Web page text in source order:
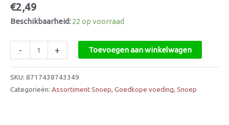
€2,49
Beschikbaarheid: 22 op voorraad
- + Toevoegen aan winkelwagen
SKU: 8717438743349
Categorieën: Assortiment Snoep, Goedkope voeding, Snoep